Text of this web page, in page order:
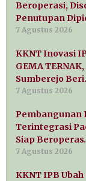
Beroperasi,
Penutupan
7 Agustus 2026
KKNT Inovasi
GEMA
Sumberejo
7 Agustus 2026
Pembangunan
Terintegrasi
Siap
7 Agustus 2026
KKNT IPB